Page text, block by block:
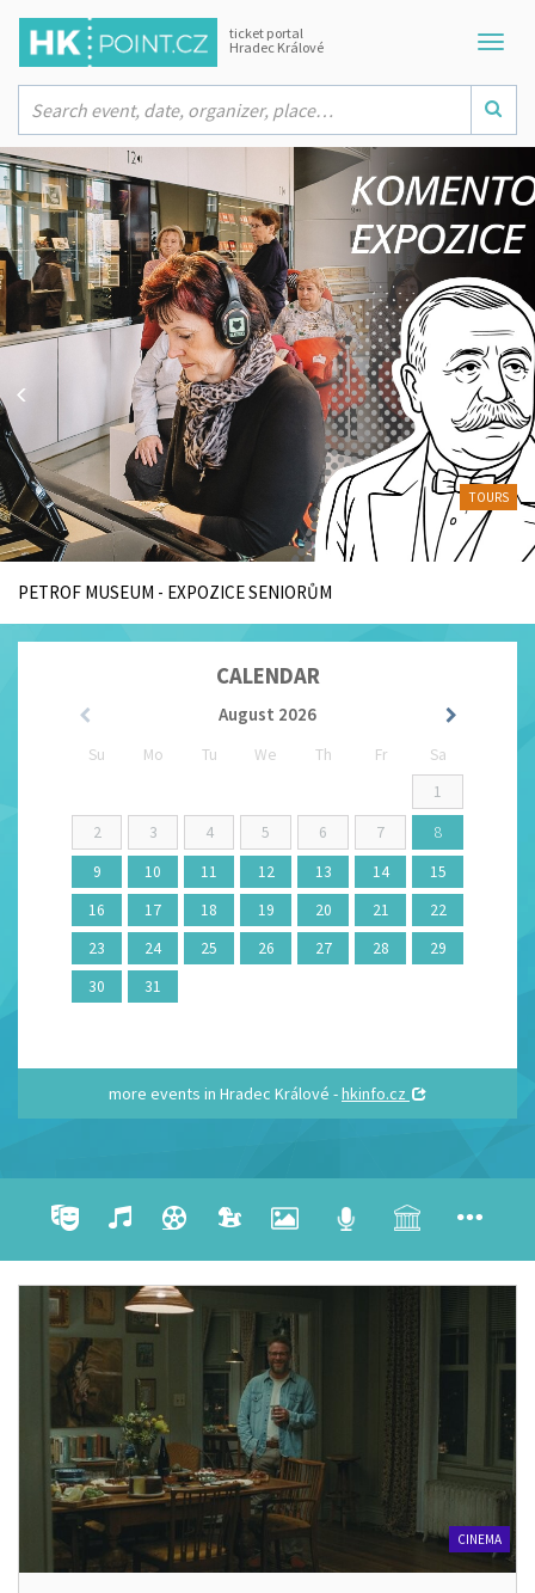
ticket portal
Hradec Králové
TOURS
PETROF MUSEUM - EXPOZICE SENIORŮM
CALENDAR
August 2026
Su Mo Tu We Th Fr
Sa
1
2
3 4 5 6 7
8
9
10 11 12 13 14
15
16
17 18 19 20 21
22
23
24 25 26 27 28
29
30
31
more events in Hradec Králové -hkinfo.cz
CINEMA